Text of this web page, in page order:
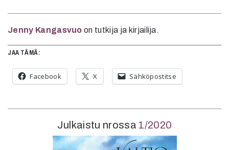
Jenny Kangasvuo on tutkija ja kirjailija.
Julkaistu nrossa 1/2020
JAA TÄMÄ:
Facebook X Sähköpostitse